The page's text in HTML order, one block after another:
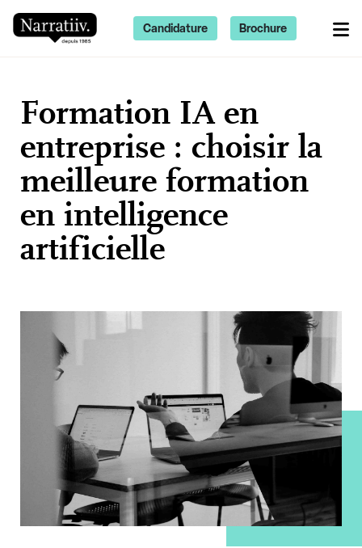
Formation IA en
entreprise : choisir la
meilleure formation
en intelligence
artificielle
Candidature Brochure